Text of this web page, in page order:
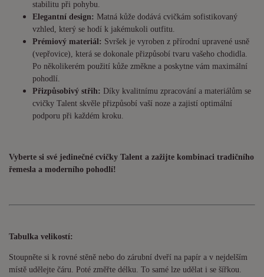
stabilitu při pohybu.
Elegantní design: Matná kůže dodává cvičkám sofistikovaný
vzhled, který se hodí k jakémukoli outfitu.
Prémiový materiál: Svršek je vyroben z přírodní upravené usně
(vepřovice), která se dokonale přizpůsobí tvaru vašeho chodidla.
Po několikerém použití kůže změkne a poskytne vám maximální
pohodlí.
Přizpůsobivý střih: Díky kvalitnímu zpracování a materiálům se
cvičky Talent skvěle přizpůsobí vaší noze a zajistí optimální
podporu při každém kroku.
Vyberte si své jedinečné cvičky Talent a zažijte kombinaci tradičního
řemesla a moderního pohodlí!
Tabulka velikostí:
Stoupněte si k rovné stěně nebo do zárubní dveří na papír a v nejdelším
místě udělejte čáru. Poté změřte délku. To samé lze udělat i se šířkou.